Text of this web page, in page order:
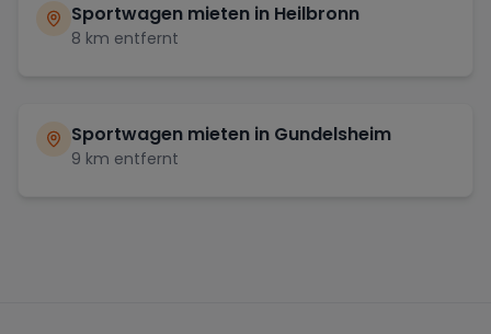
Sportwagen mieten in Heilbronn
8 km entfernt
Sportwagen mieten in Gundelsheim
9 km entfernt